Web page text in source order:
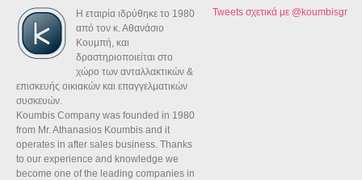
Η εταιρία ιδρύθηκε το 1980
από τον κ. Αθανάσιο
Κουμπή, και
δραστηριοποιείται στο
χώρο των ανταλλακτικών &
επισκευής οικιακών και επαγγελματικών
συσκευών.
Koumbis Company was founded in 1980
from Mr. Athanasios Koumbis and it
operates in after sales business. Thanks
to our experience and knowledge we
become one of the leading companies in
Tweets σχετικά με @koumbisgr